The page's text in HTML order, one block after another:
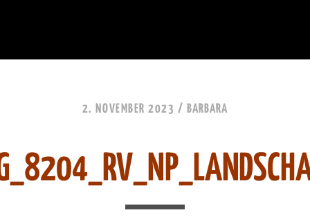
2. NOVEMBER 2023 / BARBARA